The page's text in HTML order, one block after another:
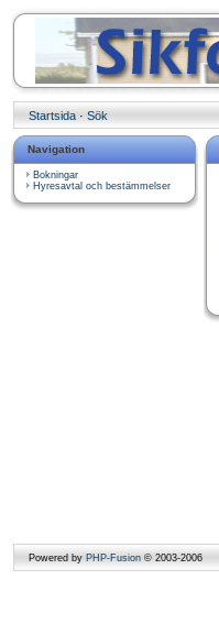
Startsida · Sök
Navigation
Bokningar
Hyresavtal och bestämmelser
Powered by PHP-Fusion © 2003-2006